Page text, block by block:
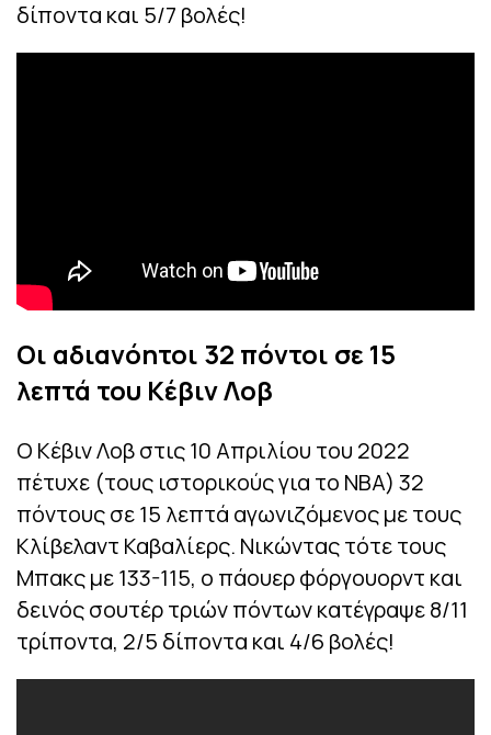
δίποντα και 5/7 βολές!
Οι αδιανόητοι 32 πόντοι σε 15
λεπτά του Κέβιν Λοβ
Ο Κέβιν Λοβ στις 10 Απριλίου του 2022
πέτυχε (τους ιστορικούς για το ΝΒΑ) 32
πόντους σε 15 λεπτά αγωνιζόμενος με τους
Κλίβελαντ Καβαλίερς. Νικώντας τότε τους
Μπακς με 133-115, ο πάουερ φόργουορντ και
δεινός σουτέρ τριών πόντων κατέγραψε 8/11
τρίποντα, 2/5 δίποντα και 4/6 βολές!